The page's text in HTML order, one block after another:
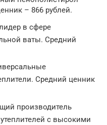
– 866 рублей.
в сфере
ваты. Средний
Средний ценник
производитель
с высокими